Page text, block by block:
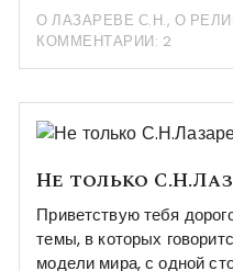
О ЛАЗАРЕВЕ С.Н., О
КОММЕНТАРИИ: 2
Не только
Приветствую тебя
темы, в которых
модели мира, с одной